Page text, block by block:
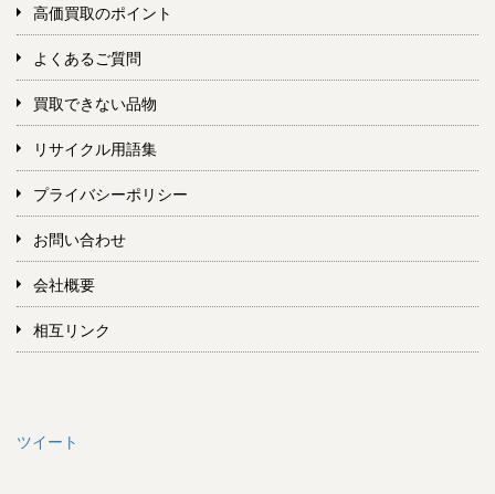
高価買取のポイント
よくあるご質問
買取できない品物
リサイクル用語集
プライバシーポリシー
お問い合わせ
会社概要
相互リンク
ツイート